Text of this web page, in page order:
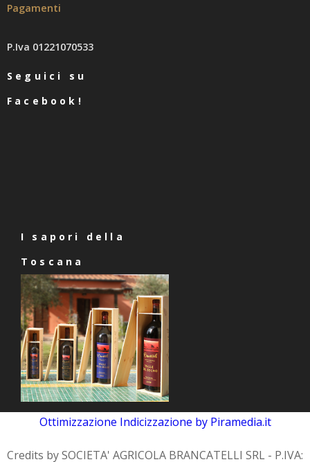
Pagamenti
P.Iva 01221070533
Seguici su
Facebook!
I sapori della
Toscana
Ottimizzazione Indicizzazione by Piramedia.it
Credits by SOCIETA' AGRICOLA BRANCATELLI SRL - P.IVA: